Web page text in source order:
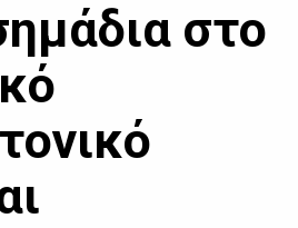
στο